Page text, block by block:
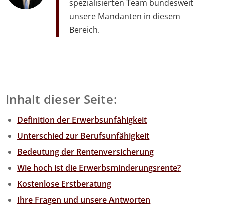
spezialisierten Team bundesweit
unsere Mandanten in diesem
Bereich.
Inhalt dieser Seite:
Definition der Erwerbsunfähigkeit
Unterschied zur Berufsunfähigkeit
Bedeutung der Rentenversicherung
Wie hoch ist die Erwerbsminderungsrente?
Kostenlose Erstberatung
Ihre Fragen und unsere Antworten